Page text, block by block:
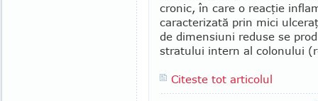
cronic, în care o reacţie
caracterizată prin mici
de dimensiuni reduse se
stra­tului intern al colonului
Citeste tot articolul